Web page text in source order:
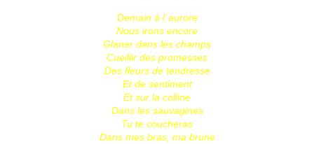
Demain à l´aurore
Nous irons encore
Glaner dans les champs
Cueillir des promesses
Des fleurs de tendresse
Et de sentiment
Et sur la colline
Dans les sauvagines
Tu te coucheras
Dans mes bras, ma brune